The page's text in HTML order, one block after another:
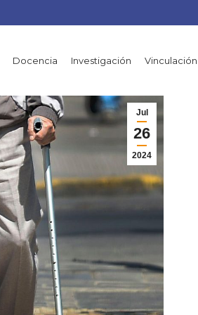
Docencia Investigación Vinculación
Jul
26
2024